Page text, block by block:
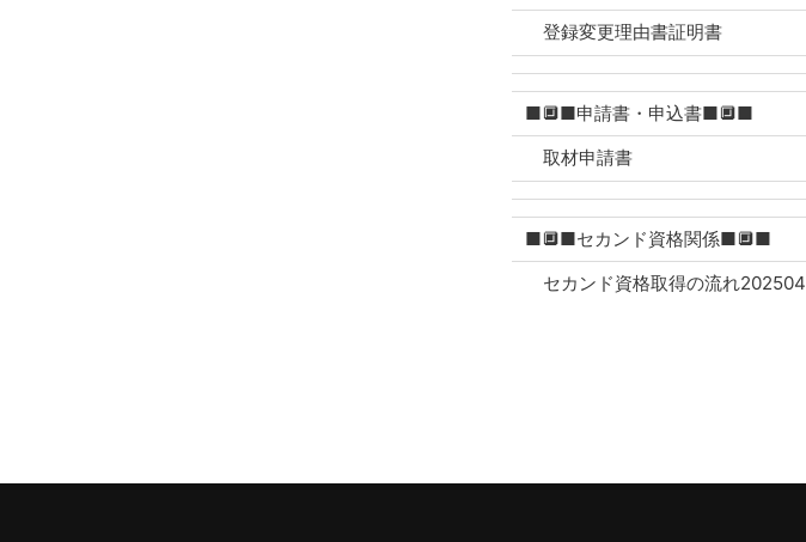
登録変更理由書証明書
■🔲■申請書・申込書■🔲■
取材申請書
■🔲■セカンド資格関係■🔲■
セカンド資格取得の流れ202504